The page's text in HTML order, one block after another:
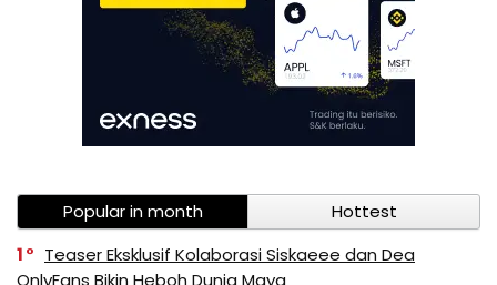
Popular in month
Hottest
1
Teaser Eksklusif Kolaborasi Siskaeee dan Dea